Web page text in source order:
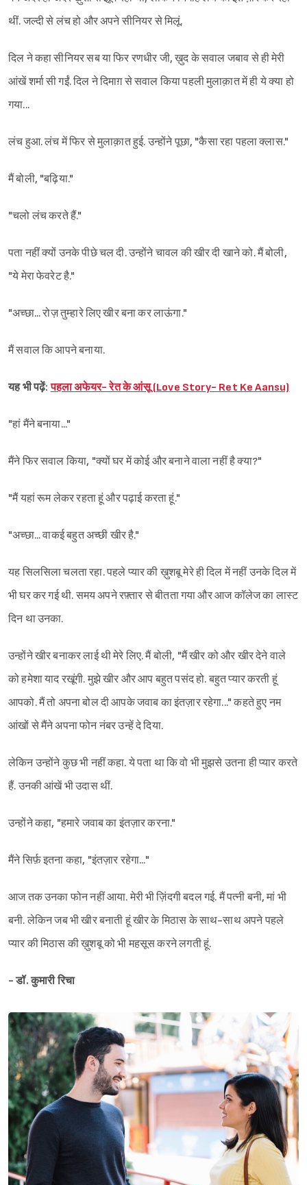
थीं. जल्दी से लंच हो और अपने सीनियर से मिलूं.
दिल ने कहा सीनियर सब या फिर रणधीर जी, ख़ुद के सवाल जबाव से ही मेरी
आंखें शर्मा सी गईं. दिल ने दिमाग़ से सवाल किया पहली मुलाक़ात में ही ये क्या हो
गया...
लंच हुआ. लंच में फिर से मुलाक़ात हुई. उन्होंने पूछा, "कैसा रहा पहला क्लास."
मैं बोली, "बढ़िया."
"चलो लंच करते हैं."
पता नहीं क्यों उनके पीछे चल दी. उन्होंने चावल की खीर दी खाने को. मैं बोली,
"ये मेरा फेवरेट है."
"अच्छा... रोज़ तुम्हारे लिए खीर बना कर लाऊंगा."
मैं सवाल कि आपने बनाया.
यह‌ भी पढ़ें:पहला अफेयर- रेत के आंसू (Love Story- Ret Ke Aansu)
"हां मैंने बनाया..."
मैंने फिर सवाल किया, "क्यों घर में कोई और बनाने वाला नहीं है क्या?"
"मैं यहां रूम लेकर रहता हूं और पढ़ाई करता हूं."
"अच्छा... वाकई बहुत अच्छी खीर है."
यह सिलसिला चलता रहा. पहले प्यार की ख़ुशबू मेरे ही दिल में नहीं उनके दिल में
भी घर कर गई थी. समय अपने रफ़्तार से बीतता गया और आज कॉलेज का लास्ट
दिन था उनका.
उन्होंने खीर बनाकर लाई थी मेरे लिए. मैं बोली, "मैं खीर को और खीर देने वाले
को हमेशा याद रखूंगी. मुझे खीर और आप बहुत पसंद हो. बहुत प्यार करती हूं
आपको. मैं तो अपना बोल दी आपके जवाब का इंतज़ार रहेगा..." कहते हुए नम
आंखों से मैंने अपना फोन नंबर उन्हें दे दिया.
लेकिन उन्होंने कुछ भी नहीं कहा. ये पता था कि वो भी मुझसे उतना ही प्यार करते
हैं. उनकी आंखें भी उदास थीं.
उन्होंने कहा, "हमारे जवाब का इंतज़ार करना."
मैंने सिर्फ़ इतना कहा, "इंतज़ार रहेगा..."
आज तक उनका फोन नहीं आया. मेरी भी ज़िंदगी बदल गई. मैं पत्नी बनी, मां भी
बनी. लेकिन जब भी खीर बनाती हूं खीर के मिठास के साथ-साथ अपने पहले
प्यार की मिठास की ख़ुशबू को भी महसूस करने लगती हूं.
- डॉ. कुमारी रिचा